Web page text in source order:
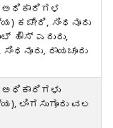
ಕಚೇರಿ, ಸಿಂಧನೂರು
ಹೌಸ್ ಎದುರು,
ರಾಯಚೂರು
ಲಿಂಗಸುಗೂರು ವಲ